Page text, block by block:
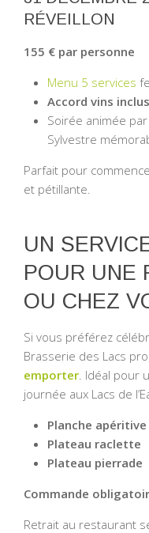
RÉVEILLON
155 € par personne
Menu 5 services
Accord vins inclus
Soirée animée
Sylvestre
Parfait pour
et pétillante.
UN
POUR UNE
OU CHEZ
Si vous préférez
Brasserie des Lacs
emporter . Idéal pour
journée aux Lacs de
Planche apéritive
Plateau raclette
Plateau pierrade
Commande
Retrait au restaurant